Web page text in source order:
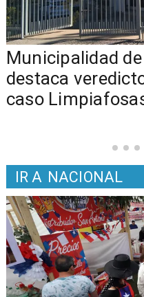
Municipalidad
destaca
caso
IR A NACIONAL